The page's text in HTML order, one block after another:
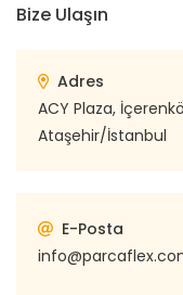
Bize Ulaşın
Adres
ACY Plaza,
Ataşehir/İstanbul
E-Posta